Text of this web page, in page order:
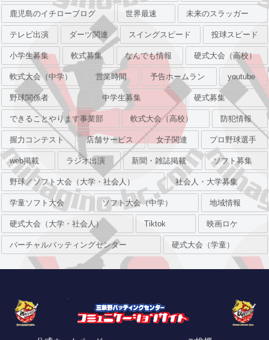
鹿児島のイチローブログ 世界最速 未来のスラッガー
テレビ出演 ダーツ関連 スイングスピード 投球スピード
小学生募集 軟式募集 なんでも情報 硬式大会（高校）
軟式大会（中学） 営業時間 予告ホームラン youtube
野球関係者 中学生募集 硬式募集
できることやります事業部 軟式大会（高校） 防犯情報
握力コンテスト 店舗サービス 女子関連 プロ野球選手
web掲載 ラジオ出演 新聞・雑誌掲載 ソフト募集
野球／ソフト大会（大学・社会人） 社会人・大学募集
学童ソフト大会 ソフト大会（中学） 地域情報
硬式大会（大学・社会人） Tiktok 映画ロケ
バーチャルバッティングセンター 硬式大会（学童）